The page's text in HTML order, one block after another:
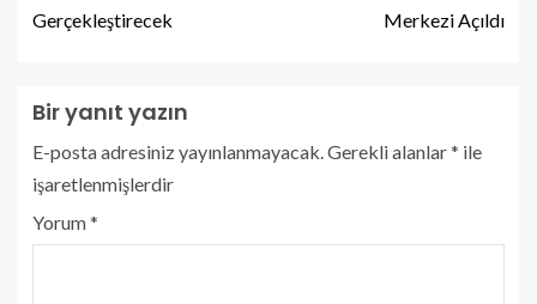
Gerçekleştirecek
Merkezi Açıldı
Bir yanıt yazın
E-posta adresiniz yayınlanmayacak.Gerekli alanlar* ile
işaretlenmişlerdir
Yorum*